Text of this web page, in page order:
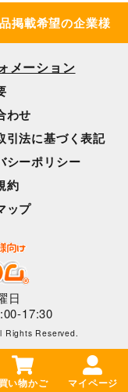
掲載希望の企業様
メーション
わせ
引法に基づく表記
シーポリシー
約
ップ
日
17:30
Rights Reserved.
買い物かご マイページ